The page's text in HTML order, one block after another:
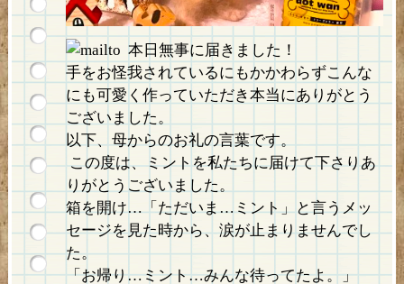
本日無事に届きました！
手をお怪我されているにもかかわらずこんな
にも可愛く作っていただき本当にありがとう
ございました。
以下、母からのお礼の言葉です。
この度は、ミントを私たちに届けて下さりあ
りがとうございました。
箱を開け…「ただいま…ミント」と言うメッ
セージを見た時から、涙が止まりませんでし
た。
「お帰り…ミント…みんな待ってたよ。」